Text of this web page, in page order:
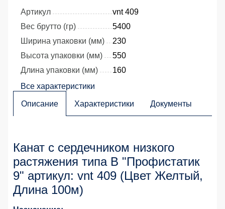
Артикул
vnt 409
Вес брутто (гр)
5400
Ширина упаковки (мм)
230
Высота упаковки (мм)
550
Длина упаковки (мм)
160
Все характеристики
Описание Характеристики Документы
Канат с сердечником низкого
растяжения типа В "Профистатик
9" артикул: vnt 409 (Цвет Желтый,
Длина 100м)